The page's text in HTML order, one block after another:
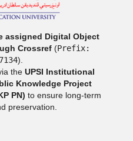
assigned Digital Object
Crossref (Prefix:
).
the UPSI Institutional
Knowledge Project
PN) to ensure long-term
preservation.